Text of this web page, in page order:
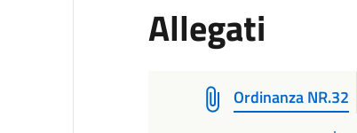
Allegati
Ordinanza NR.32